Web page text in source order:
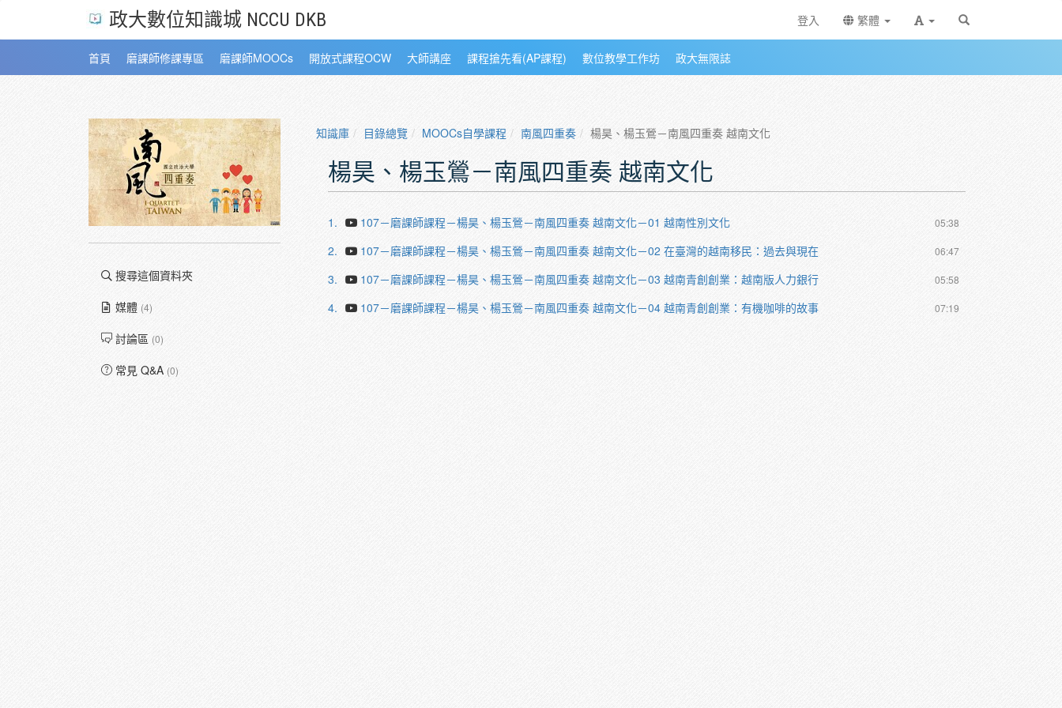
政大數位知識城 NCCU DKB 登入 繁體
首頁 磨課師修課專區 磨課師MOOCs 開放式課程OCW 大師講座 課程搶先看(AP課程) 數位教學工作坊 政大無限誌
搜尋這個資料夾
媒體 (4)
討論區 (0)
常見 Q&A (0)
知識庫 目錄總覽 MOOCs自學課程 南風四重奏 楊昊、楊玉鶯－南風四重奏 越南文化
楊昊、楊玉鶯－南風四重奏 越南文化
1. 05:38
107－磨課師課程－楊昊、楊玉鶯－南風四重奏 越南文化－01 越南性別文化
2.
06:47
107－磨課師課程－楊昊、楊玉鶯－南風四重奏 越南文化－02 在臺灣的越南移民：過去與現在
3.
05:58
107－磨課師課程－楊昊、楊玉鶯－南風四重奏 越南文化－03 越南青創創業：越南版人力銀行
4.
07:19
107－磨課師課程－楊昊、楊玉鶯－南風四重奏 越南文化－04 越南青創創業：有機咖啡的故事